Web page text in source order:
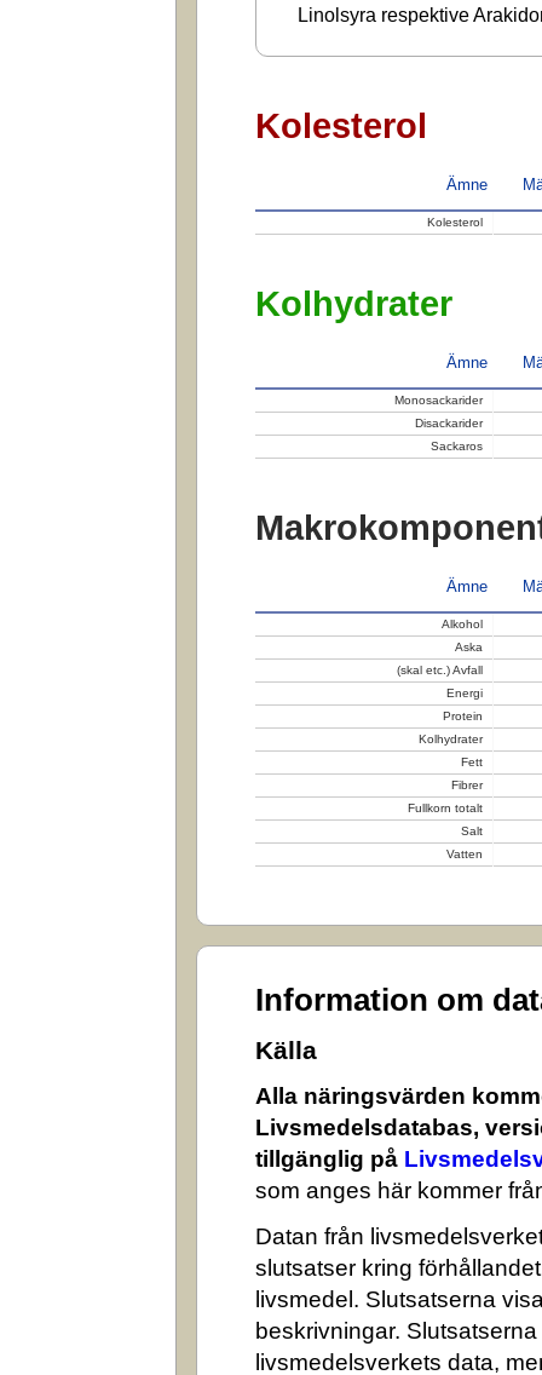
Linolsyra respektive
Kolesterol
Ämne
Kolesterol
Kolhydrater
Ämne
Monosackarider
Disackarider
Sackaros
Ämne
Alkohol
Aska
(skal etc.) Avfall
Energi
Protein
Kolhydrater
Fett
Fibrer
Fullkorn totalt
Salt
Vatten
Information om
Källa
Alla näringsvärden
Livsmedelsdatabas,
tillgänglig på
som anges här kommer
Datan från
slutsatser kring
livsmedel. Slutsatserna
beskrivningar.
livsmedelsverkets data,